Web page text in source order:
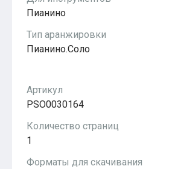
Популярное
Пианино
Тип аранжировки
Пианино.Соло
Артикул
PSO0030164
Количество страниц
1
Форматы для скачивания